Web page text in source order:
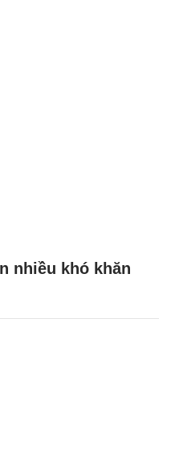
nhiều khó khăn